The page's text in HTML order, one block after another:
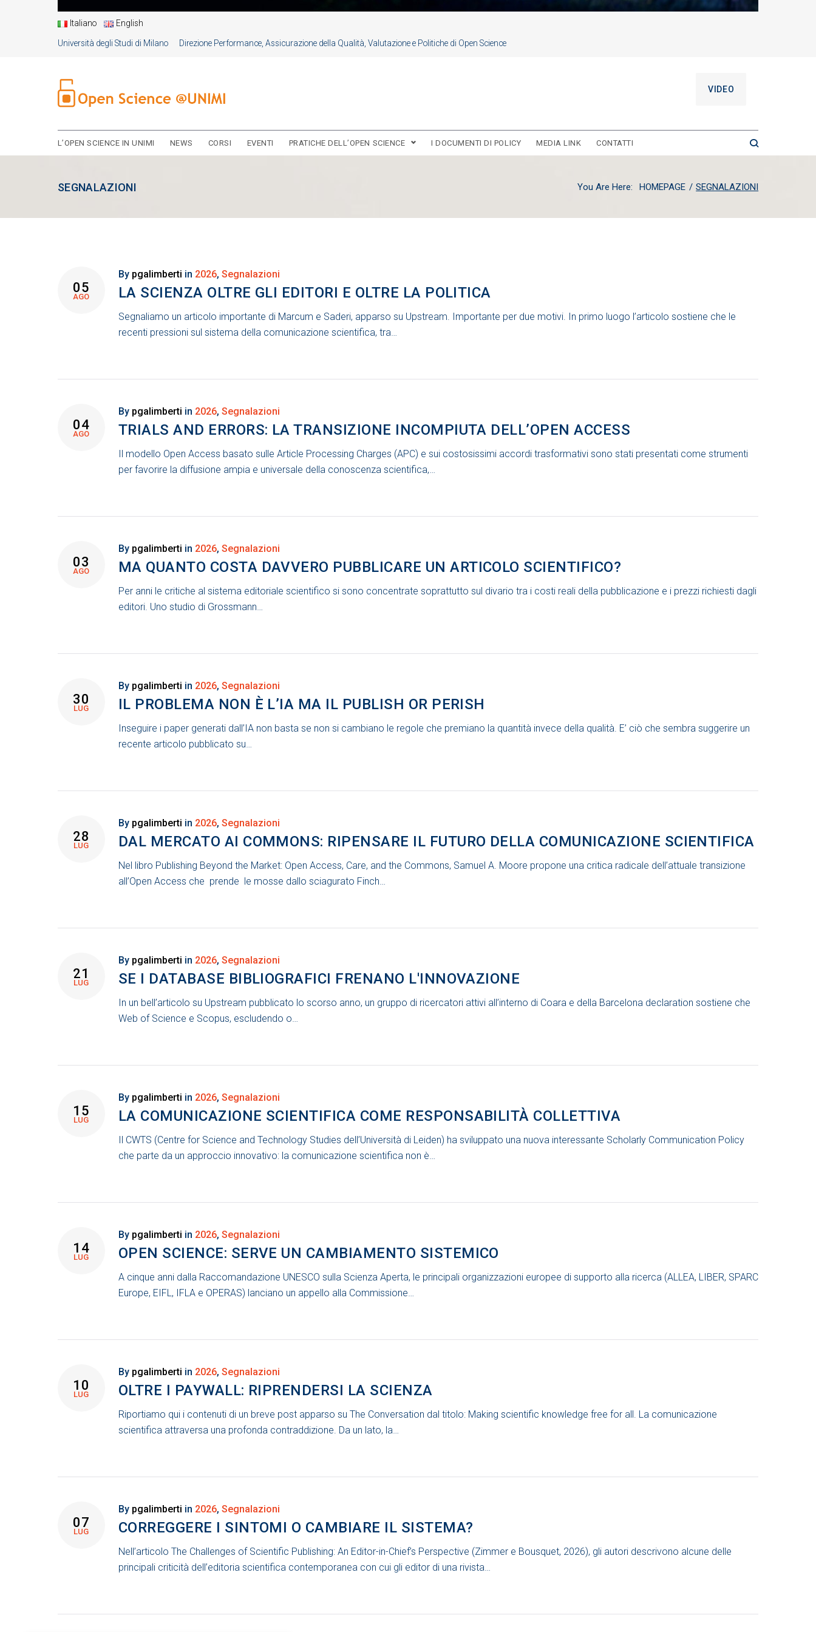
Università degli Studi di Milano Direzione Performance, Assicurazione della Qualità, Valutazione e Politiche di Open Science
Italiano English
VIDEO
L’OPEN SCIENCE IN UNIMI NEWS CORSI EVENTI PRATICHE DELL’OPEN SCIENCE I DOCUMENTI DI POLICY MEDIA LINK CONTATTI
SEGNALAZIONI You Are Here: HOMEPAGE / SEGNALAZIONI
CATEGORIA:
SEGNALAZIONI
05
AGO
By pgalimberti in 2026, Segnalazioni
LA SCIENZA OLTRE GLI EDITORI E OLTRE LA POLITICA
Segnaliamo un articolo importante di Marcum e Saderi, apparso su Upstream. Importante per due motivi. In primo luogo l’articolo sostiene che le
recenti pressioni sul sistema della comunicazione scientifica, tra…
04
AGO
By pgalimberti in 2026, Segnalazioni
TRIALS AND ERRORS: LA TRANSIZIONE INCOMPIUTA DELL’OPEN ACCESS
Il modello Open Access basato sulle Article Processing Charges (APC) e sui costosissimi accordi trasformativi sono stati presentati come strumenti
per favorire la diffusione ampia e universale della conoscenza scientifica,…
03
AGO
By pgalimberti in 2026, Segnalazioni
MA QUANTO COSTA DAVVERO PUBBLICARE UN ARTICOLO SCIENTIFICO?
Per anni le critiche al sistema editoriale scientifico si sono concentrate soprattutto sul divario tra i costi reali della pubblicazione e i prezzi richiesti dagli
editori. Uno studio di Grossmann…
30
LUG
By pgalimberti in 2026, Segnalazioni
IL PROBLEMA NON È L’IA MA IL PUBLISH OR PERISH
Inseguire i paper generati dall’IA non basta se non si cambiano le regole che premiano la quantità invece della qualità. E’ ciò che sembra suggerire un
recente articolo pubblicato su…
28
LUG
By pgalimberti in 2026, Segnalazioni
DAL MERCATO AI COMMONS: RIPENSARE IL FUTURO DELLA COMUNICAZIONE SCIENTIFICA
Nel libro Publishing Beyond the Market: Open Access, Care, and the Commons, Samuel A. Moore propone una critica radicale dell’attuale transizione
all’Open Access che prende le mosse dallo sciagurato Finch…
21
LUG
By pgalimberti in 2026, Segnalazioni
SE I DATABASE BIBLIOGRAFICI FRENANO L'INNOVAZIONE
In un bell’articolo su Upstream pubblicato lo scorso anno, un gruppo di ricercatori attivi all’interno di Coara e della Barcelona declaration sostiene che
Web of Science e Scopus, escludendo o…
15
LUG
By pgalimberti in 2026, Segnalazioni
LA COMUNICAZIONE SCIENTIFICA COME RESPONSABILITÀ COLLETTIVA
Il CWTS (Centre for Science and Technology Studies dell’Università di Leiden) ha sviluppato una nuova interessante Scholarly Communication Policy
che parte da un approccio innovativo: la comunicazione scientifica non è…
14
LUG
By pgalimberti in 2026, Segnalazioni
OPEN SCIENCE: SERVE UN CAMBIAMENTO SISTEMICO
A cinque anni dalla Raccomandazione UNESCO sulla Scienza Aperta, le principali organizzazioni europee di supporto alla ricerca (ALLEA, LIBER, SPARC
Europe, EIFL, IFLA e OPERAS) lanciano un appello alla Commissione…
10
LUG
By pgalimberti in 2026, Segnalazioni
OLTRE I PAYWALL: RIPRENDERSI LA SCIENZA
Riportiamo qui i contenuti di un breve post apparso su The Conversation dal titolo: Making scientific knowledge free for all. La comunicazione
scientifica attraversa una profonda contraddizione. Da un lato, la…
07
LUG
By pgalimberti in 2026, Segnalazioni
CORREGGERE I SINTOMI O CAMBIARE IL SISTEMA?
Nell’articolo The Challenges of Scientific Publishing: An Editor-in-Chief’s Perspective (Zimmer e Bousquet, 2026), gli autori descrivono alcune delle
principali criticità dell’editoria scientifica contemporanea con cui gli editor di una rivista…